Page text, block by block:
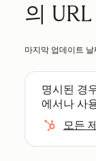
의
마지막 업데이트 날
명시된 경
에서나 사
모든